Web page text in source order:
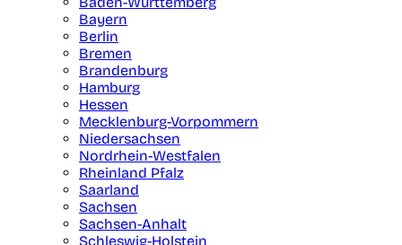
Bayern
Berlin
Bremen
Brandenburg
Hamburg
Hessen
Mecklenburg-Vorpommern
Niedersachsen
Nordrhein-Westfalen
Rheinland Pfalz
Saarland
Sachsen
Sachsen-Anhalt
Schleswig-Holstein